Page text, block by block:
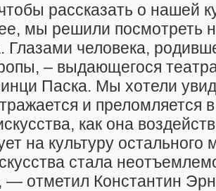
рассказать о нашей
мы решили посмотреть
Глазами человека,
– выдающегося
Паска. Мы хотели
и преломляется
как она
на культуру остального
стала
— отметил Константин